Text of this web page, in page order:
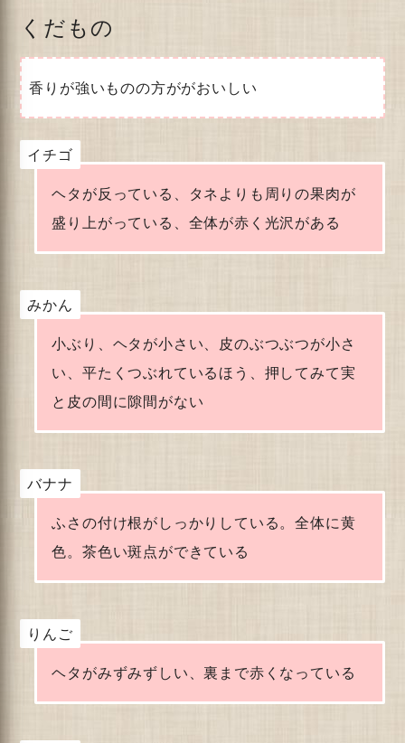
くだもの
香りが強いものの方ががおいしい
イチゴ
ヘタが反っている、タネよりも周りの果肉が
盛り上がっている、全体が赤く光沢がある
みかん
小ぶり、ヘタが小さい、皮のぶつぶつが小さ
い、平たくつぶれているほう、押してみて実
と皮の間に隙間がない
バナナ
ふさの付け根がしっかりしている。全体に黄
色。茶色い斑点ができている
りんご
ヘタがみずみずしい、裏まで赤くなっている